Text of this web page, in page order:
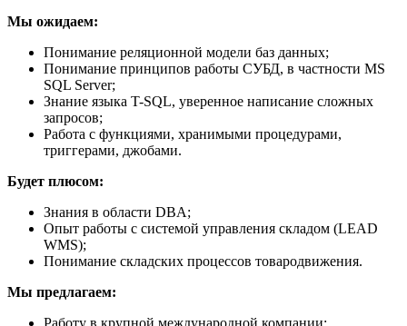
Мы ожидаем:
Понимание реляционной модели баз данных;
Понимание принципов работы СУБД, в частности MS
SQL Server;
Знание языка T-SQL, уверенное написание сложных
запросов;
Работа с функциями, хранимыми процедурами,
триггерами, джобами.
Будет плюсом:
Знания в области DBA;
Опыт работы с системой управления складом (LEAD
WMS);
Понимание складских процессов товародвижения.
Мы предлагаем: